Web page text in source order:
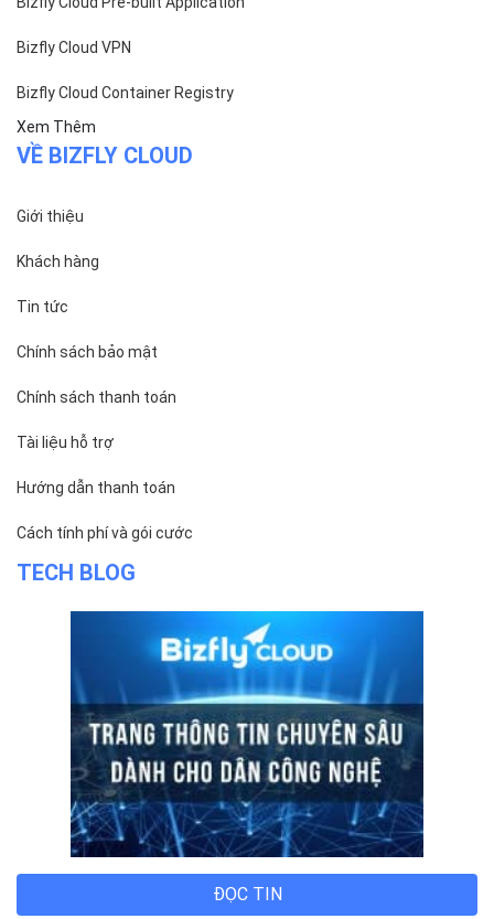
Tài liệu hỗ trợ
Hướng dẫn thanh toán
Cách tính phí và gói cước
Trụ sở chính
Địa chỉ:
Số 01 phố Nguyễn Huy Tưởng, phường Thanh
Xuân, Thành phố Hà Nội.
Chi nhánh TP.Hồ Chí Minh:
Địa chỉ:
Số 127 đường Võ Văn Tần, phường Xuân Hòa,
Thành phố Hồ Chí Minh.